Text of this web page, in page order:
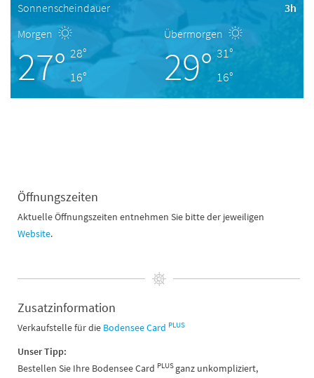
Sonnenscheindauer
3h
Morgen
27° 28°
16°
Übermorgen
29° 31°
16°
Öffnungszeiten
Aktuelle Öffnungszeiten entnehmen Sie bitte der jeweiligen
Website.
Zusatzinformation
Verkaufstelle für die Bodensee Card PLUS
Unser Tipp:
Bestellen Sie Ihre Bodensee Card PLUS ganz unkompliziert,